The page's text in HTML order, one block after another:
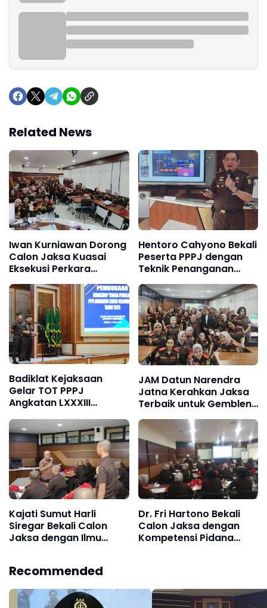
Related News
Iwan Kurniawan Dorong
Calon Jaksa Kuasai
Eksekusi Perkara
Koneksitas dan
Pemulihan Aset Negara
Hentoro Cahyono Bekali
Peserta PPPJ dengan
Teknik Penanganan
Perkara Korupsi dan
TPPU
Badiklat Kejaksaan
Gelar TOT PPPJ
Angkatan LXXXIII
Pengajar Berkualitas
Cetak Jaksa
Berintegritas
JAM Datun Narendra
Jatna Kerahkan Jaksa
Terbaik untuk Gembleng
Calon Jaksa PPPJ di
Badiklat Kejaksaan RI
Kajati Sumut Harli
Siregar Bekali Calon
Jaksa dengan Ilmu
Dr. Fri Hartono Bekali
Calon Jaksa dengan
Kompetensi Pidana
Recommended